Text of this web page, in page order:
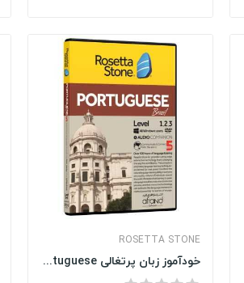
ROSETTA STONE
خودآموز زبان پرتغالی Rosetta Stone Portuguese